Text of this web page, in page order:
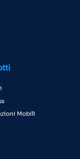
Mobili